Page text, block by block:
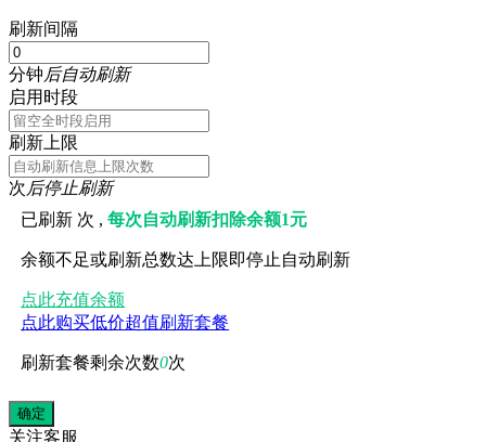
刷新间隔
分钟后自动刷新
启用时段
刷新上限
次后停止刷新
已刷新 次 ,每次自动刷新扣除余额1元
余额不足或刷新总数达上限即停止自动刷新
点此充值余额
点此购买低价超值刷新套餐
刷新套餐剩余次数0次
关注客服